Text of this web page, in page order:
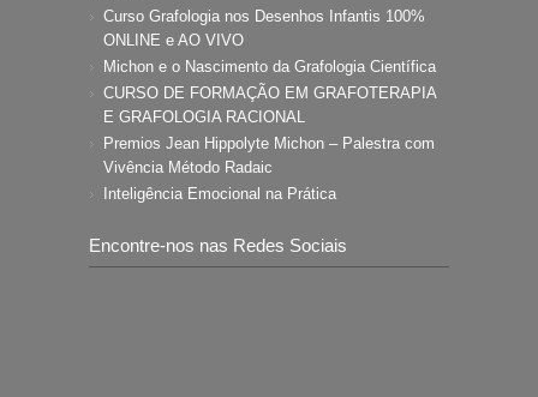
Curso Grafologia nos Desenhos Infantis 100%
ONLINE e AO VIVO
Michon e o Nascimento da Grafologia Científica
CURSO DE FORMAÇÃO EM GRAFOTERAPIA
E GRAFOLOGIA RACIONAL
Premios Jean Hippolyte Michon – Palestra com
Vivência Método Radaic
Inteligência Emocional na Prática
Encontre-nos nas Redes Sociais